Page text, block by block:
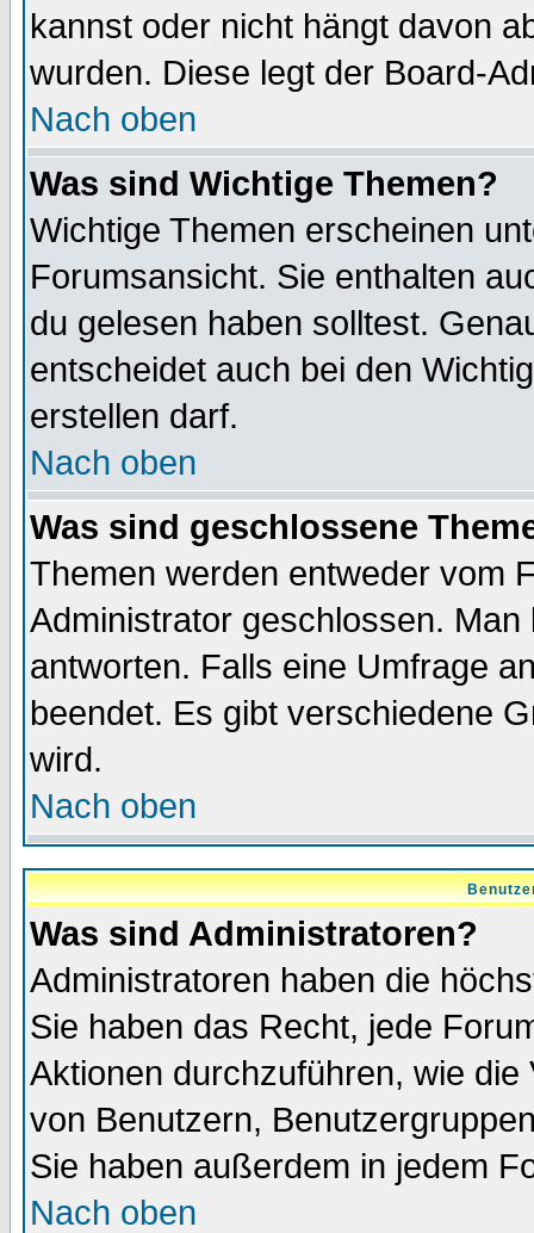
kannst oder nicht hängt davon
wurden. Diese legt der Board-
Nach oben
Was sind Wichtige Themen?
Wichtige Themen erscheinen
Forumsansicht. Sie enthalten
du gelesen haben solltest.
entscheidet auch bei den
erstellen darf.
Nach oben
Was sind geschlossene
Themen werden entweder vom
Administrator geschlossen.
antworten. Falls eine Umfrage
beendet. Es gibt verschiedene
wird.
Nach oben
Was sind Administratoren?
Administratoren haben die
Sie haben das Recht, jede
Aktionen durchzuführen, wie
von Benutzern,
Sie haben außerdem in jedem
Nach oben